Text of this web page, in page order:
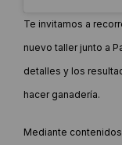
Te invitamos a
nuevo taller junto a
detalles y los
hacer ganadería.
Mediante